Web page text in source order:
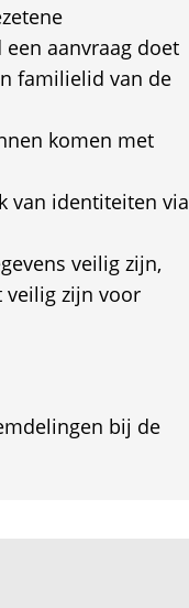
aanvraag doet
familielid van de
komen met
van identiteiten via
veilig zijn,
veilig zijn voor
bij de